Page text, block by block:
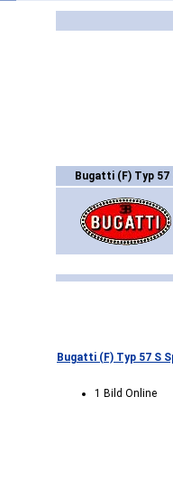
Bugatti (F) Typ 57
Bugatti (F) Typ 57 S
1 Bild Online